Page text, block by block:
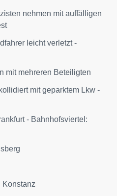
nehmen mit auffälligen
leicht verletzt -
mit mehreren Beteiligten
mit geparktem Lkw -
- Bahnhofsviertel:
Konstanz